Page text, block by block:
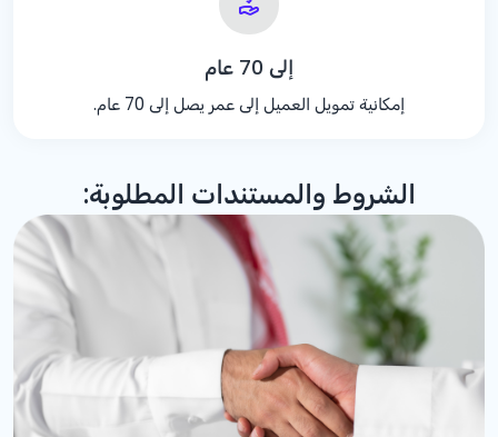
إلى 70 عام
إمكانية تمويل العميل إلى عمر يصل إلى 70 عام.
الشروط والمستندات المطلوبة: